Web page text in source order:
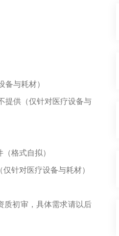
备与耗材）
提供（仅针对医疗设备与
格式自拟）
针对医疗设备与耗材）
质初审，具体需求请以后